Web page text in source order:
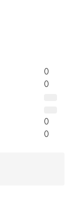
0
0
0
0